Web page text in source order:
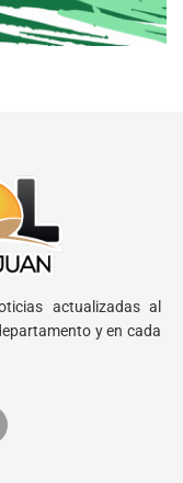
actualizadas al
y en cada